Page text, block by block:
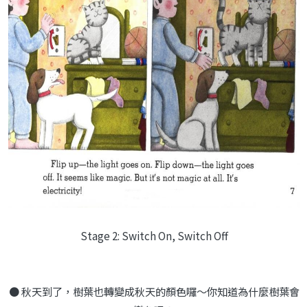
Stage 2: Switch On, Switch Off
● 秋天到了，樹葉也轉變成秋天的顏色囉～你知道為什麼樹葉會